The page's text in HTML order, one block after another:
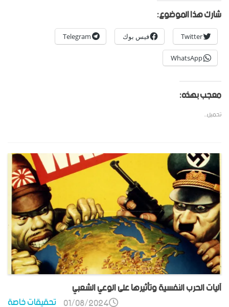
شارك هذا الموضوع:
Twitter فيس بوك Telegram
WhatsApp
معجب بهذه:
تحميل...
آليات الحرب النفسية وتأثيرها على الوعي الشعبي
تحقيقات خاصة